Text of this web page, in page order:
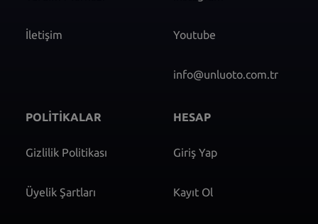
İletişim Youtube
info@unluoto.com.tr
POLİTİKALAR
Gizlilik Politikası
Üyelik Şartları
HESAP
Giriş Yap
Kayıt Ol